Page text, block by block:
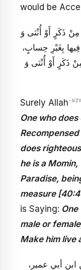
would be
ذَكَرٍ أَوْ أُنْثى وَ
بِغَيْرِ حِسابٍ،
ذَكَرٍ أَوْ أُنْثى وَ
Surely Allah-
One who
does
he is a
Paradise,
measure
is Saying:
male or
Make him live
أبي عمير،